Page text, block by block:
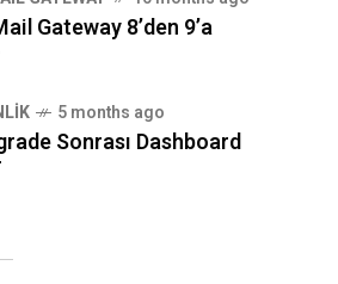
Gateway 8’den 9’a
5 months ago
Sonrası Dashboard